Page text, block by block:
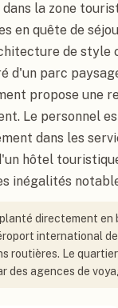
dans la zone
en quête de
de style
d'un parc
propose une
Le personnel
dans les
hôtel
inégalités
directement en
international
routières. Le
des agences de